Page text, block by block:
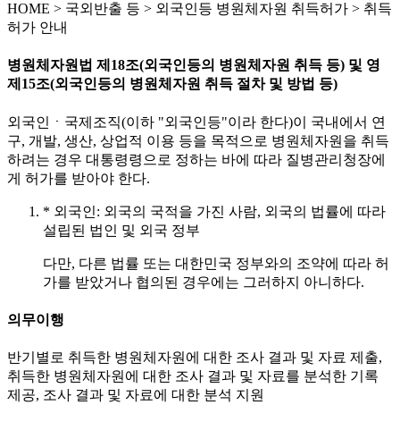
HOME > 국외반출 등 > 외국인등 병원체자원 취득허가 > 취득
허가 안내
병원체자원법 제18조(외국인등의 병원체자원 취득 등) 및 영
제15조(외국인등의 병원체자원 취득 절차 및 방법 등)
외국인ㆍ국제조직(이하 "외국인등"이라 한다)이 국내에서 연
구, 개발, 생산, 상업적 이용 등을 목적으로 병원체자원을 취득
하려는 경우 대통령령으로 정하는 바에 따라 질병관리청장에
게 허가를 받아야 한다.
* 외국인: 외국의 국적을 가진 사람, 외국의 법률에 따라
설립된 법인 및 외국 정부
다만, 다른 법률 또는 대한민국 정부와의 조약에 따라 허
가를 받았거나 협의된 경우에는 그러하지 아니하다.
의무이행
반기별로 취득한 병원체자원에 대한 조사 결과 및 자료 제출,
취득한 병원체자원에 대한 조사 결과 및 자료를 분석한 기록
제공, 조사 결과 및 자료에 대한 분석 지원